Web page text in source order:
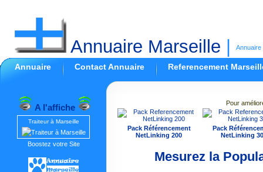
Annuaire Marseille Annuaire
Annuaire Contact Annuaire Referencement
A l'affiche
Traiteur à Marseille
Boostez votre Site
Pour
Pack Référencement
NetLinking 200
Pack
NetLinking
Mesurez la